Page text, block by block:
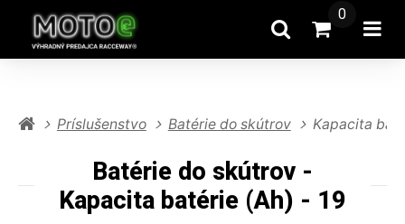
HľadaťPrejsť na
0
Príslušenstvo Batérie do skútrov Kapacita
Batérie do skútrov -
Kapacita batérie (Ah) - 19